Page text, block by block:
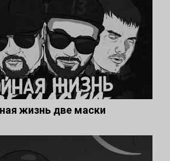
жизнь две маски